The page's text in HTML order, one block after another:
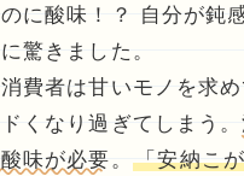
に酸味！？ 自分が鈍
驚きました。
費者は甘いモノを求
くなり過ぎてしまう。
味が必要 。
「安納こ